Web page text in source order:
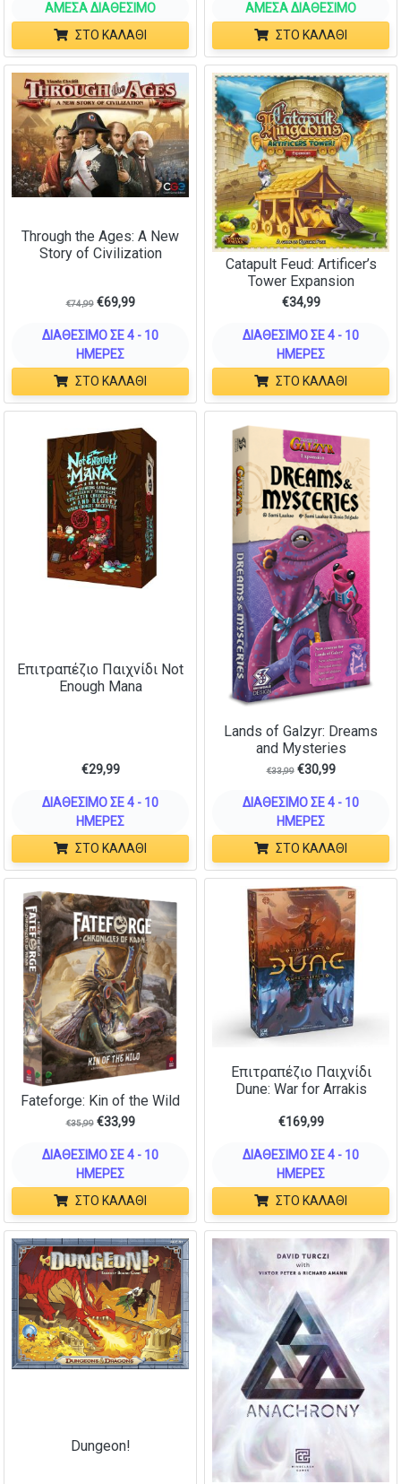
ΆΜΕΣΑ ΔΙΑΘΈΣΙΜΟ
ΣΤΟ ΚΑΛΆΘΙ
ΆΜΕΣΑ ΔΙΑΘΈΣΙΜΟ
ΣΤΟ ΚΑΛΆΘΙ
Through the Ages: A New
Story of Civilization
€74,99 €69,99
ΔΙΑΘΈΣΙΜΟ ΣΕ 4 - 10
ΗΜΈΡΕΣ
ΣΤΟ ΚΑΛΆΘΙ
Catapult Feud: Artificer’s
Tower Expansion
€34,99
ΔΙΑΘΈΣΙΜΟ ΣΕ 4 - 10
ΗΜΈΡΕΣ
ΣΤΟ ΚΑΛΆΘΙ
Επιτραπέζιο Παιχνίδι Not
Enough Mana
€29,99
ΔΙΑΘΈΣΙΜΟ ΣΕ 4 - 10
ΗΜΈΡΕΣ
ΣΤΟ ΚΑΛΆΘΙ
Lands of Galzyr: Dreams
and Mysteries
€33,99 €30,99
ΔΙΑΘΈΣΙΜΟ ΣΕ 4 - 10
ΗΜΈΡΕΣ
ΣΤΟ ΚΑΛΆΘΙ
Fateforge: Kin of the Wild
€35,99 €33,99
ΔΙΑΘΈΣΙΜΟ ΣΕ 4 - 10
ΗΜΈΡΕΣ
ΣΤΟ ΚΑΛΆΘΙ
Επιτραπέζιο Παιχνίδι
Dune: War for Arrakis
€169,99
ΔΙΑΘΈΣΙΜΟ ΣΕ 4 - 10
ΗΜΈΡΕΣ
ΣΤΟ ΚΑΛΆΘΙ
Dungeon!